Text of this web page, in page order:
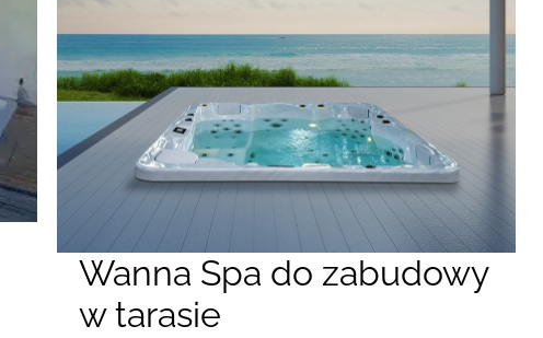
Wanna Spa do zabudowy
w tarasie